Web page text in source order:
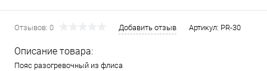
Отзывов: 0 Добавить отзыв Артикул: PR-30
Описание товара:
Пояс разогревочный из флиса